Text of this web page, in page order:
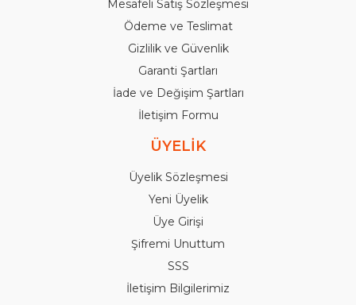
Mesafeli Satış Sözleşmesi
Ödeme ve Teslimat
Gizlilik ve Güvenlik
Garanti Şartları
İade ve Değişim Şartları
İletişim Formu
ÜYELİK
Üyelik Sözleşmesi
Yeni Üyelik
Üye Girişi
Şifremi Unuttum
SSS
İletişim Bilgilerimiz